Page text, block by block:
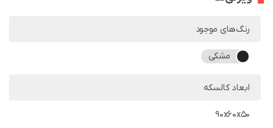
رنگ‌های موجود
مشکی
ابعاد کالسکه
90x60x50